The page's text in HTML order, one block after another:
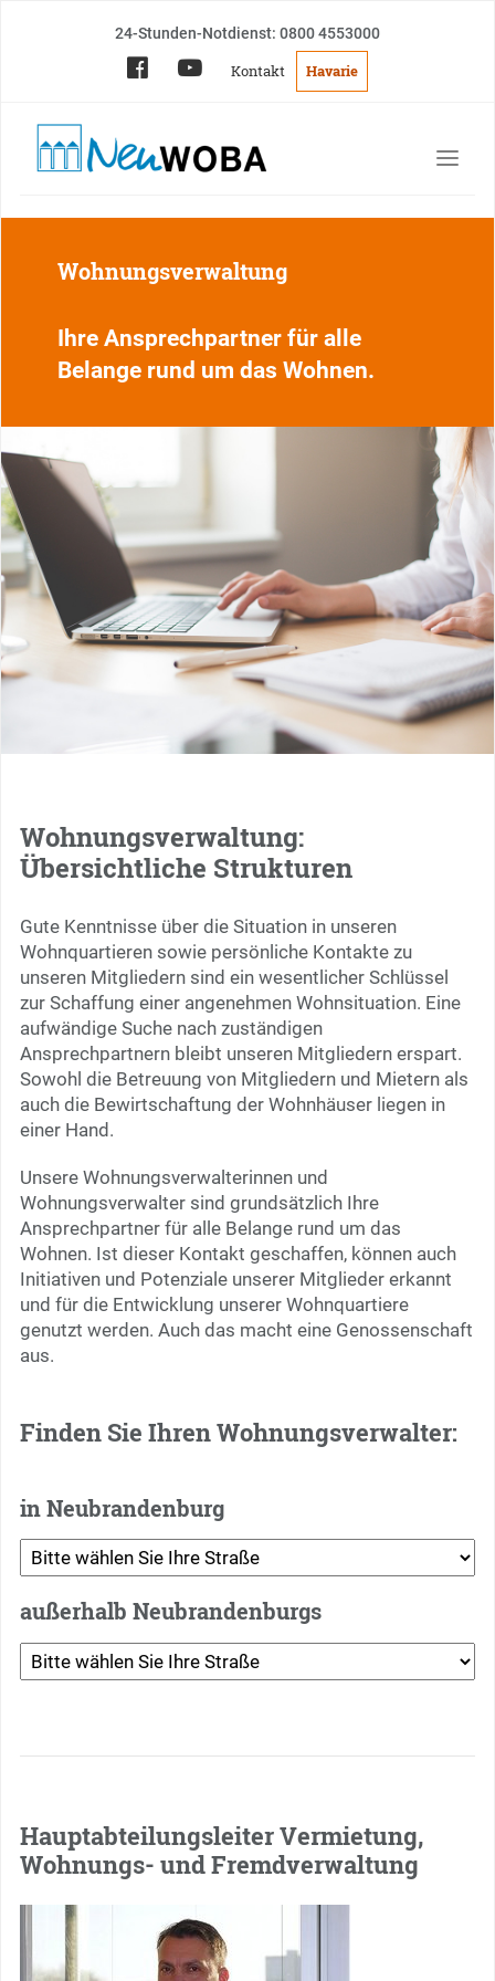
24-Stunden-Notdienst: 0800 4553000
Kontakt Havarie
Wohnungsverwaltung
Ihre Ansprechpartner für alle
Belange rund um das Wohnen.
Wohnungsverwaltung:
Übersichtliche Strukturen
Gute Kenntnisse über die Situation in unseren
Wohnquartieren sowie persönliche Kontakte zu
unseren Mitgliedern sind ein wesentlicher Schlüssel
zur Schaffung einer angenehmen Wohnsituation. Eine
aufwändige Suche nach zuständigen
Ansprechpartnern bleibt unseren Mitgliedern erspart.
Sowohl die Betreuung von Mitgliedern und Mietern als
auch die Bewirtschaftung der Wohnhäuser liegen in
einer Hand.
Unsere Wohnungsverwalterinnen und
Wohnungsverwalter sind grundsätzlich Ihre
Ansprechpartner für alle Belange rund um das
Wohnen. Ist dieser Kontakt geschaffen, können auch
Initiativen und Potenziale unserer Mitglieder erkannt
und für die Entwicklung unserer Wohnquartiere
genutzt werden. Auch das macht eine Genossenschaft
aus.
Finden Sie Ihren Wohnungsverwalter:
in Neubrandenburg
außerhalb Neubrandenburgs
Hauptabteilungsleiter Vermietung,
Wohnungs- und Fremdverwaltung